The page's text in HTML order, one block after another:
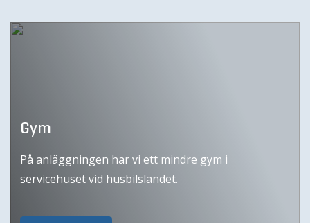
Gym
På anläggningen har vi ett mindre gym i
servicehuset vid husbilslandet.